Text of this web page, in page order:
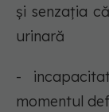
și senzația
urinară
-
momentul